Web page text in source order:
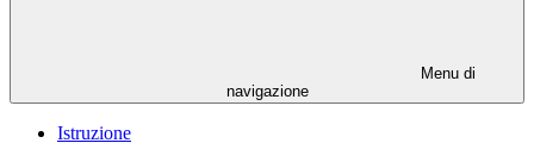
Menu di
navigazione
Istruzione